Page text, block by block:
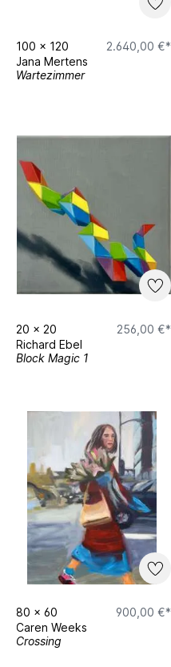
100 x 120
2.640,00 €*
Jana Mertens
Wartezimmer
20 x 20
256,00 €*
Richard Ebel
Block Magic 1
80 x 60
900,00 €*
Caren Weeks
Crossing